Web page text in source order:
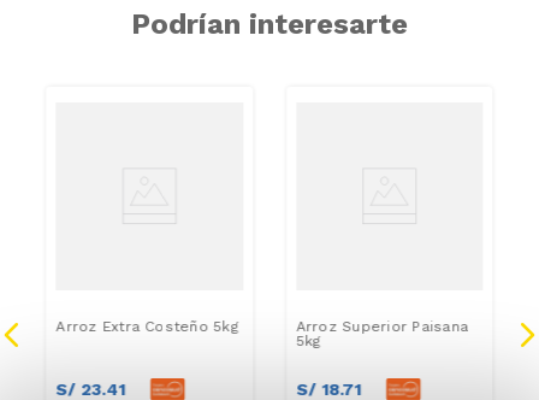
Podrían interesarte
Arroz Extra Costeño 5kg
S/ 23.41
Arroz Superior Paisana
5kg
S/ 18.71